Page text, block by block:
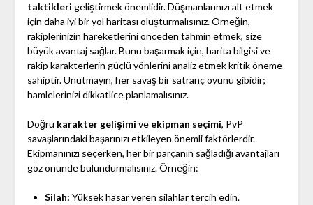
taktikleri geliştirmek önemlidir. Düşmanlarınızı alt etmek
için daha iyi bir yol haritası oluşturmalısınız. Örneğin,
rakiplerinizin hareketlerini önceden tahmin etmek, size
büyük avantaj sağlar. Bunu başarmak için, harita bilgisi ve
rakip karakterlerin güçlü yönlerini analiz etmek kritik öneme
sahiptir. Unutmayın, her savaş bir satranç oyunu gibidir;
hamlelerinizi dikkatlice planlamalısınız.
Doğru karakter gelişimi ve ekipman seçimi, PvP
savaşlarındaki başarınızı etkileyen önemli faktörlerdir.
Ekipmanınızı seçerken, her bir parçanın sağladığı avantajları
göz önünde bulundurmalısınız. Örneğin:
Silah: Yüksek hasar veren silahlar tercih edin.